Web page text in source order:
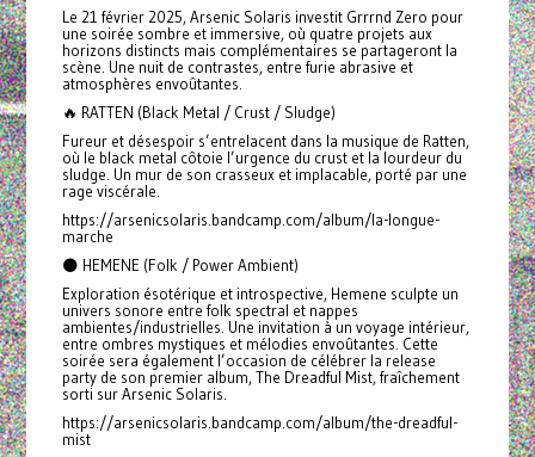
Le 21 février 2025, Arsenic Solaris investit Grrrnd Zero pour
une soirée sombre et immersive, où quatre projets aux
horizons distincts mais complémentaires se partageront la
scène. Une nuit de contrastes, entre furie abrasive et
atmosphères envoûtantes.
🔥 RATTEN (Black Metal / Crust / Sludge)
Fureur et désespoir s’entrelacent dans la musique de Ratten,
où le black metal côtoie l’urgence du crust et la lourdeur du
sludge. Un mur de son crasseux et implacable, porté par une
rage viscérale.
https://arsenicsolaris.bandcamp.com/album/la-longue-
marche
🌑 HEMENE (Folk / Power Ambient)
Exploration ésotérique et introspective, Hemene sculpte un
univers sonore entre folk spectral et nappes
ambientes/industrielles. Une invitation à un voyage intérieur,
entre ombres mystiques et mélodies envoûtantes. Cette
soirée sera également l’occasion de célébrer la release
party de son premier album, The Dreadful Mist, fraîchement
sorti sur Arsenic Solaris.
https://arsenicsolaris.bandcamp.com/album/the-dreadful-
mist